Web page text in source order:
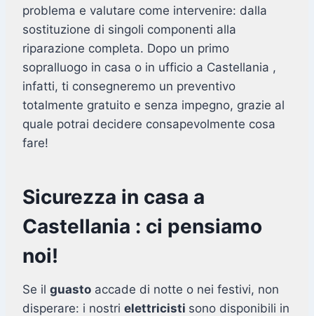
problema e valutare come intervenire: dalla
sostituzione di singoli componenti alla
riparazione completa. Dopo un primo
sopralluogo in casa o in ufficio a Castellania ,
infatti, ti consegneremo un preventivo
totalmente gratuito e senza impegno, grazie al
quale potrai decidere consapevolmente cosa
fare!
Sicurezza in casa a
Castellania : ci pensiamo
noi!
Se il guasto accade di notte o nei festivi, non
disperare: i nostri elettricisti sono disponibili in